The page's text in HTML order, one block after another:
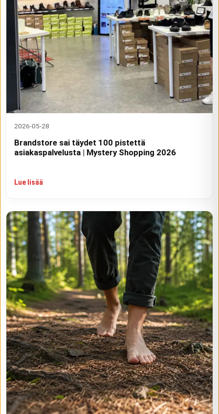
2026-05-28
Brandstore sai täydet 100 pistettä
asiakaspalvelusta | Mystery Shopping 2026
Lue lisää